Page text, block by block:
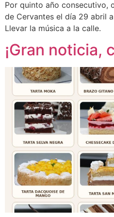
Por quinto año consecutivo,
de Cervantes el día 29 abril
Llevar la música a la calle.
¡Gran noticia,